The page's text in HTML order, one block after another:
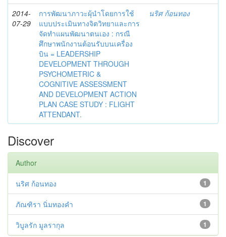
2014-
07-29
การพัฒนาภาวะผุ้นำโดยการใช้
แบบประเมินทางจิตวิทยาและการ
จัดทำแผนพัฒนาตนเอง : กรณี
ศึกษาพนักงานต้อนรับบนเครื่อง
บิน = LEADERSHIP
DEVELOPMENT THROUGH
PSYCHOMETRIC &
COGNITIVE ASSESSMENT
AND DEVELOPMENT ACTION
PLAN CASE STUDY : FLIGHT
ATTENDANT.
นริศ ก้อนทอง
Discover
Author
1
นริศ ก้อนทอง
1
ภัณฑิรา นิ่มทองคำ
1
วิบูลรัก มูลรากุล